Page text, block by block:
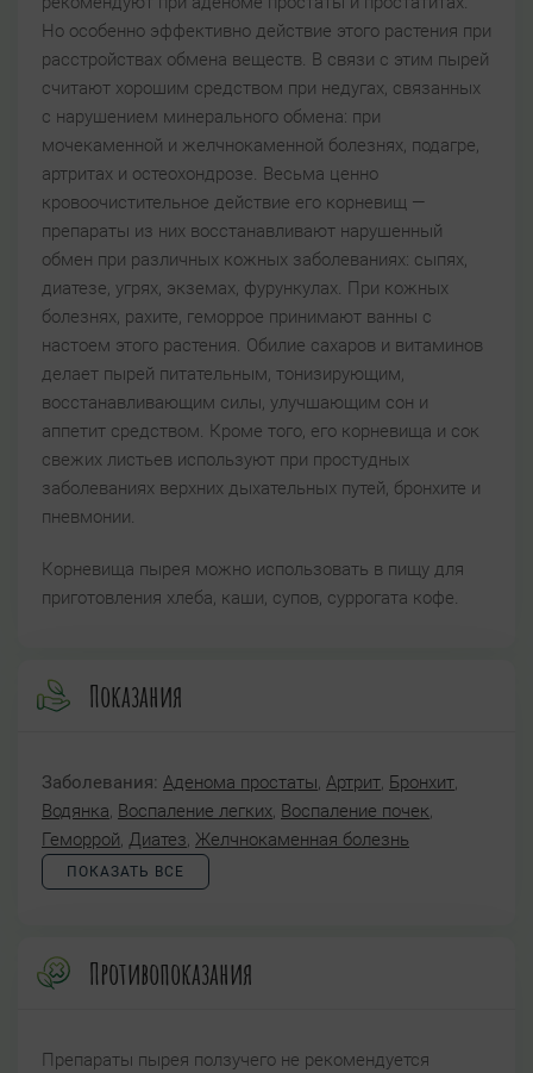
Но особенно эффективно действие этого растения при
расстройствах обмена веществ. В связи с этим пырей
считают хорошим средством при недугах, связанных
с нарушением минерального обмена: при
мочекаменной и желчнокаменной болезнях, подагре,
артритах и остеохондрозе. Весьма ценно
кровоочистительное действие его корневищ —
препараты из них восстанавливают нарушенный
обмен при различных кожных заболеваниях: сыпях,
диатезе, угрях, экземах, фурункулах. При кожных
болезнях, рахите, геморрое принимают ванны с
настоем этого растения. Обилие сахаров и витаминов
делает пырей питательным, тонизирующим,
восстанавливающим силы, улучшающим сон и
аппетит средством. Кроме того, его корневища и сок
свежих листьев используют при простудных
заболеваниях верхних дыхательных путей, бронхите и
пневмонии.
Корневища пырея можно использовать в пищу для
приготовления хлеба, каши, супов, суррогата кофе.
Показания
Заболевания: Аденома простаты, Артрит, Бронхит,
Водянка, Воспаление легких, Воспаление почек,
Геморрой, Диатез, Желчнокаменная болезнь
ПОКАЗАТЬ ВСЕ
Противопоказания
Препараты пырея ползучего не рекомендуется